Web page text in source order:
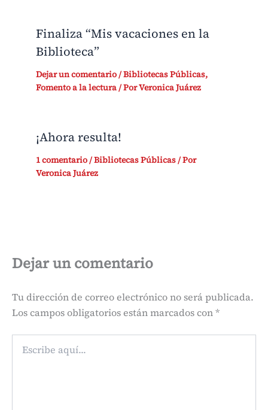
Finaliza “Mis vacaciones en la
Biblioteca”
Dejar un comentario/Bibliotecas Públicas,
Fomento a la lectura/ PorVeronica Juárez
¡Ahora resulta!
1 comentario/Bibliotecas Públicas/ Por
Veronica Juárez
Dejar un comentario
Tu dirección de correo electrónico no será publicada.
Los campos obligatorios están marcados con*
aquí...